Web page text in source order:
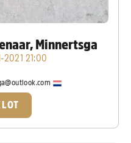
Minnertsga
2021 21:00
LOT